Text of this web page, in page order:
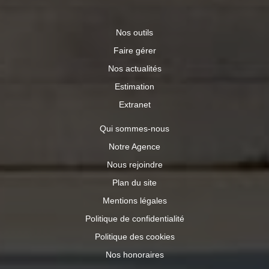
peuvent différer en fonction des règles de répartition des
énergies indexés au 01/01/2021 (abonnements compris).
« Les informations sur les risques auxquels ce bien est
www.georisques.gouv.fr »
Nos outils
Faire gérer
Nos actualités
Estimation
Extranet
Qui sommes-nous
Notre Agence
Nous rejoindre
Plan du site
Mentions légales
Politique de confidentialité
Politique des cookies
Nos honoraires